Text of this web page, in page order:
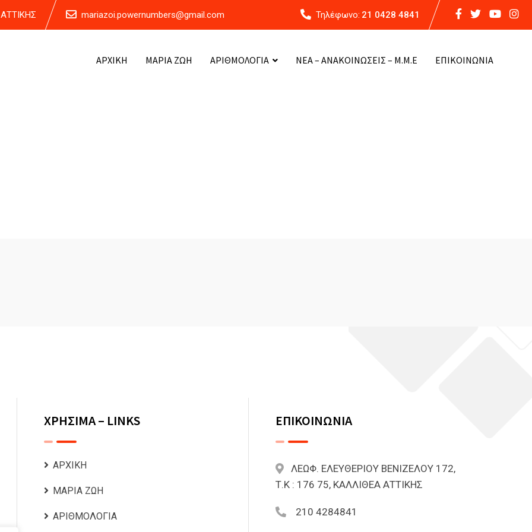
mariazoi.powernumbers@gmail.com Τηλέφωνο: 21 0428 4841
ΑΡΧΙΚΗ ΜΑΡΙΑ ΖΩΗ ΑΡΙΘΜΟΛΟΓΙΑ ΝΕΑ – ΑΝΑΚΟΙΝΩΣΕΙΣ – Μ.Μ.Ε ΕΠΙΚΟΙΝΩΝΙΑ
ΧΡΗΣΙΜΑ – LINKS
ΑΡΧΙΚΗ
ΜΑΡΙΑ ΖΩΗ
ΑΡΙΘΜΟΛΟΓΙΑ
ΕΠΙΚΟΙΝΩΝΙΑ
ΛΕΩΦ. ΕΛΕΥΘΕΡΙΟΥ ΒΕΝΙΖΕΛΟΥ 172,
Τ.Κ : 176 75, ΚΑΛΛΙΘΕΑ ΑΤΤΙΚΗΣ
210 4284841